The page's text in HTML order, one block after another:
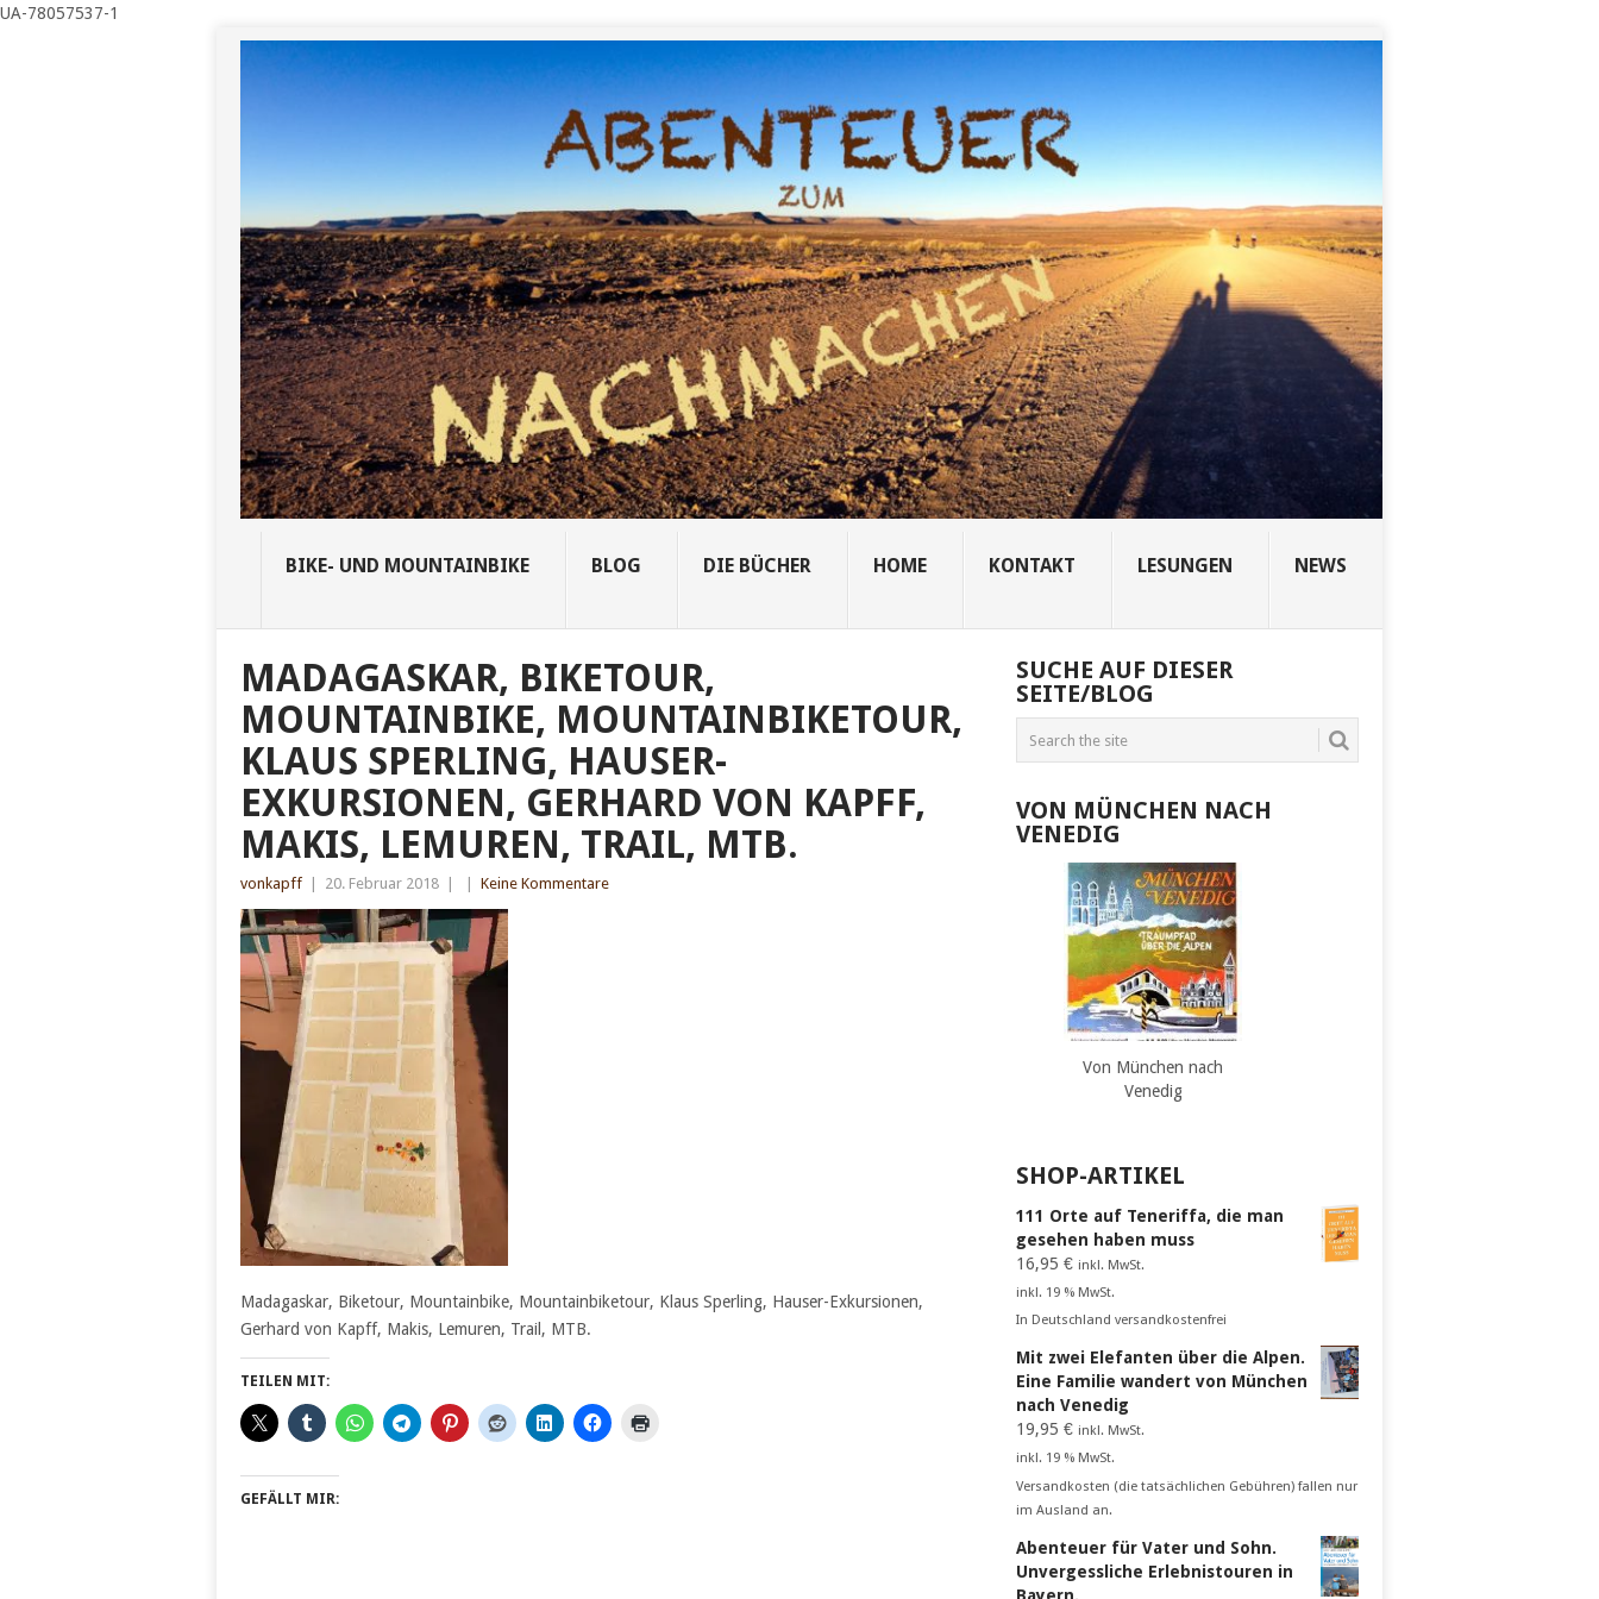
UA-78057537-1
BIKE- UND MOUNTAINBIKE BLOG DIE BÜCHER HOME KONTAKT LESUNGEN NEWS
MADAGASKAR, BIKETOUR,
MOUNTAINBIKE, MOUNTAINBIKETOUR,
KLAUS SPERLING, HAUSER-
EXKURSIONEN, GERHARD VON KAPFF,
MAKIS, LEMUREN, TRAIL, MTB.
vonkapff 20. Februar 2018 Keine Kommentare
Madagaskar, Biketour, Mountainbike, Mountainbiketour, Klaus Sperling, Hauser-Exkursionen,
Gerhard von Kapff, Makis, Lemuren, Trail, MTB.
TEILEN MIT:
GEFÄLLT MIR:
SUCHE AUF DIESER
SEITE/BLOG
VON MÜNCHEN NACH
VENEDIG
Von München nach
Venedig
SHOP-ARTIKEL
111 Orte auf Teneriffa, die man
gesehen haben muss
16,95€ inkl. MwSt.
inkl. 19 % MwSt.
In Deutschland versandkostenfrei
Mit zwei Elefanten über die Alpen.
Eine Familie wandert von München
nach Venedig
19,95€ inkl. MwSt.
inkl. 19 % MwSt.
Versandkosten (die tatsächlichen Gebühren) fallen nur
im Ausland an.
Abenteuer für Vater und Sohn.
Unvergessliche Erlebnistouren in